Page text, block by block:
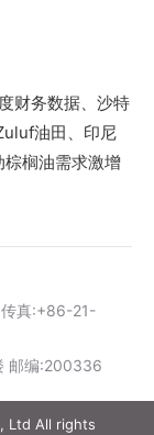
财务数据、沙特
油田、印尼
榈油需求激增
真:+86-21-
邮编:200336
Ltd All rights